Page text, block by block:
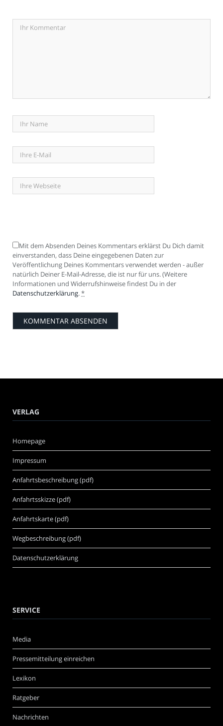
Mit dem Absenden Deines Kommentars erklärst Du Dich damit
einverstanden, dass Deine eingegebenen Daten zur
Veröffentlichung Deines Kommentars verwendet werden - außer
natürlich Deiner E-Mail-Adresse, die ist nur für uns. (Weitere
Informationen und Widerrufshinweise findest Du in der
Datenschutzerklärung.*
VERLAG
Homepage
Impressum
Anfahrtsbeschreibung (pdf)
Anfahrtsskizze (pdf)
Anfahrtskarte (pdf)
Wegbeschreibung (pdf)
Datenschutzerklärung
SERVICE
Media
Pressemitteilung einreichen
Lexikon
Ratgeber
Nachrichten